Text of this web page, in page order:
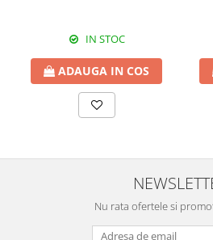
IN STOC
ADAUGA IN COS
Nu rata ofertele si